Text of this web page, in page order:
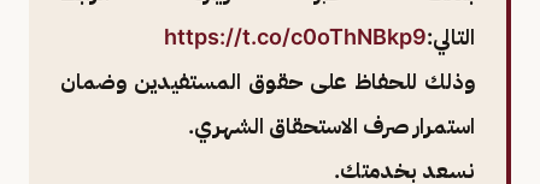
التالي:https://t.co/c0oThNBkp9
وذلك للحفاظ على حقوق المستفيدين وضمان
استمرار صرف الاستحقاق الشهري.
نسعد بخدمتك.